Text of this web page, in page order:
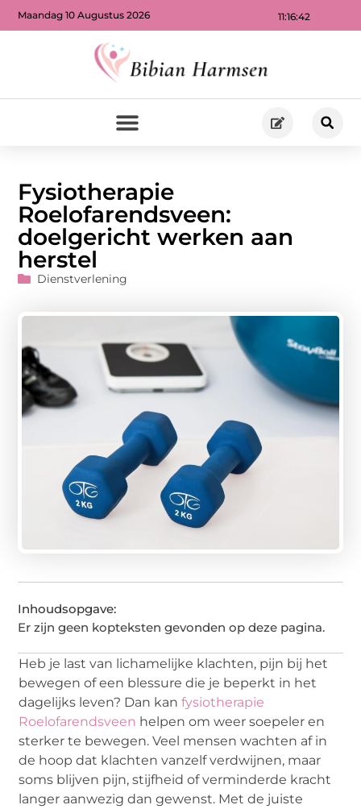
11:16:43
Maandag 10 Augustus 2026
Fysiotherapie
Roelofarendsveen:
doelgericht werken aan
herstel
Dienstverlening
Inhoudsopgave:
Er zijn geen kopteksten gevonden op deze pagina.
Heb je last van lichamelijke klachten, pijn bij het
bewegen of een blessure die je beperkt in het
dagelijks leven? Dan kanfysiotherapie
Roelofarendsveen helpen om weer soepeler en
sterker te bewegen. Veel mensen wachten af in
de hoop dat klachten vanzelf verdwijnen, maar
soms blijven pijn, stijfheid of verminderde kracht
langer aanwezig dan gewenst. Met de juiste